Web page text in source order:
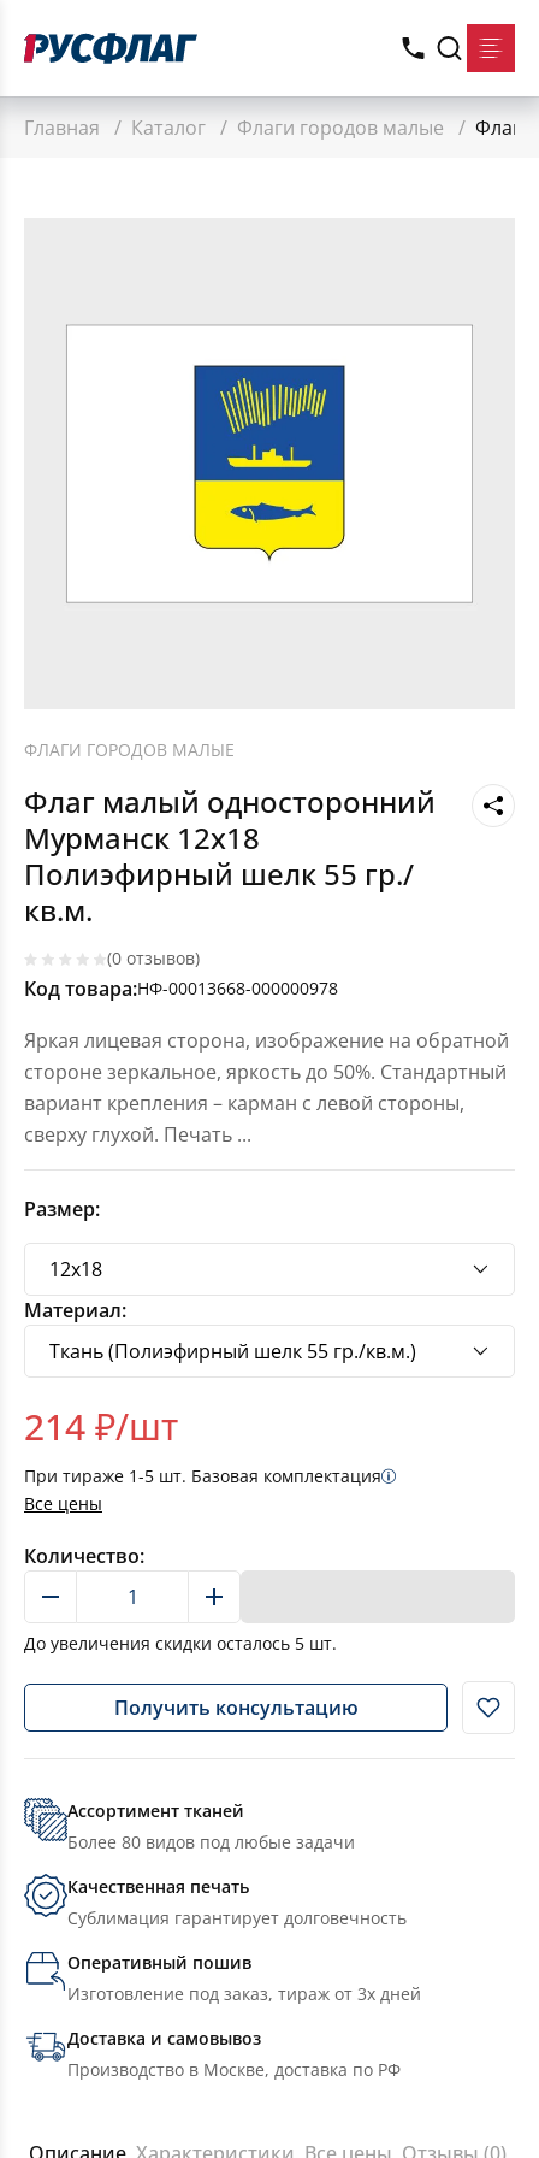
Главная / Каталог / Флаги городов малые / Флаг
ФЛАГИ ГОРОДОВ МАЛЫЕ
Флаг малый односторонний
Мурманск 12х18
Полиэфирный шелк 55 гр./
кв.м.
(0 отзывов)
Код товара:НФ-00013668-000000978
Яркая лицевая сторона, изображение на обратной
стороне зеркальное, яркость до 50%. Стандартный
вариант крепления – карман с левой стороны,
сверху глухой. Печать ...
Размер:
Материал:
214₽/шт
При тираже 1-5 шт. Базовая комплектация
Все цены
Количество:
До увеличения скидки осталось 5 шт.
Получить консультацию
Ассортимент тканей
Более 80 видов под любые задачи
Качественная печать
Сублимация гарантирует долговечность
Оперативный пошив
Изготовление под заказ, тираж от 3х дней
Доставка и самовывоз
Производство в Москве, доставка по РФ